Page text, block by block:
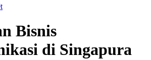
Bisnis
di Singapura